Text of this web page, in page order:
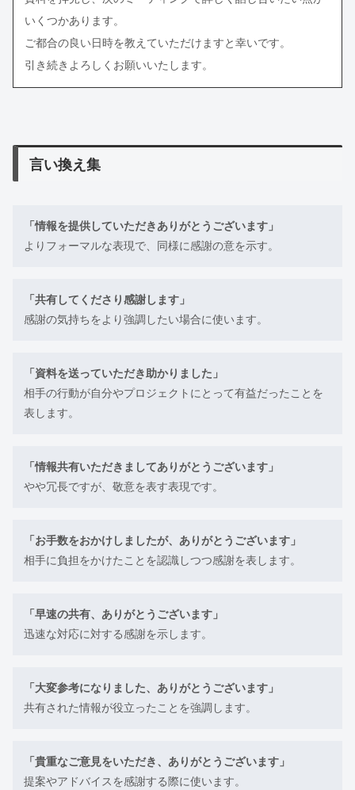
いくつかあります。
ご都合の良い日時を教えていただけますと幸いです。
引き続きよろしくお願いいたします。
言い換え集
「情報を提供していただきありがとうございます」
よりフォーマルな表現で、同様に感謝の意を示す。
「共有してくださり感謝します」
感謝の気持ちをより強調したい場合に使います。
「資料を送っていただき助かりました」
相手の行動が自分やプロジェクトにとって有益だったことを
表します。
「情報共有いただきましてありがとうございます」
やや冗長ですが、敬意を表す表現です。
「お手数をおかけしましたが、ありがとうございます」
相手に負担をかけたことを認識しつつ感謝を表します。
「早速の共有、ありがとうございます」
迅速な対応に対する感謝を示します。
「大変参考になりました、ありがとうございます」
共有された情報が役立ったことを強調します。
「貴重なご意見をいただき、ありがとうございます」
提案やアドバイスを感謝する際に使います。